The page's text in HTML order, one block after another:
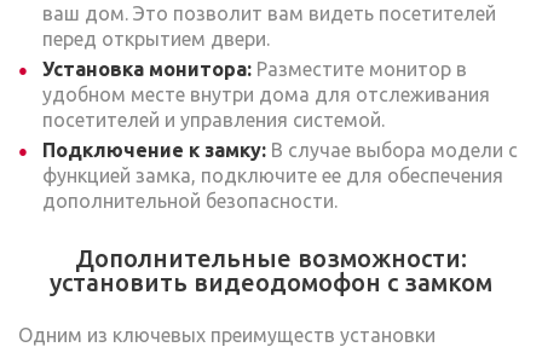
ваш дом. Это позволит вам видеть посетителей
перед открытием двери.
Установка монитора: Разместите монитор в
удобном месте внутри дома для отслеживания
посетителей и управления системой.
Подключение к замку: В случае выбора модели с
функцией замка, подключите ее для обеспечения
дополнительной безопасности.
Дополнительные возможности:
установить видеодомофон с замком
Одним из ключевых преимуществ установки